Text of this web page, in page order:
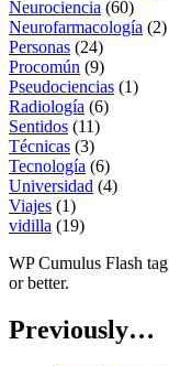
Neurociencia (60)
Neurofarmacología (2)
Personas (24)
Procomún (9)
Pseudociencias (1)
Radiología (6)
Sentidos (11)
Técnicas (3)
Tecnología (6)
Universidad (4)
Viajes (1)
vidilla (19)
WP Cumulus Flash
or better.
Previously…